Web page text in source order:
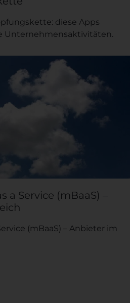
diese Apps
a Service (mBaaS) –
(mBaaS) – Anbieter im